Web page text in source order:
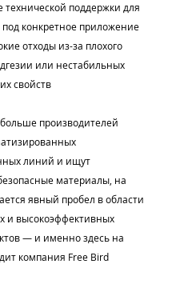
технической поддержки для
под конкретное приложение
отходы из-за плохого
или нестабильных
свойств
производителей
линий и ищут
материалы, на
явный пробел в области
и высокоэффективных
— и именно здесь на
компания Free Bird